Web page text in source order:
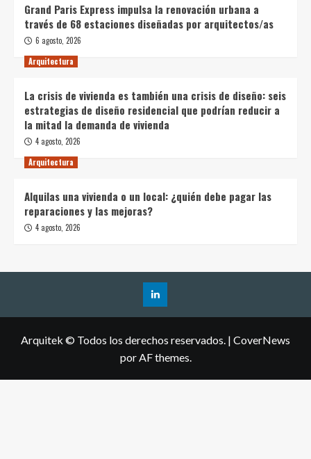
Grand Paris Express impulsa la renovación urbana a
través de 68 estaciones diseñadas por arquitectos/as
6 agosto, 2026
Arquitectura
La crisis de vivienda es también una crisis de diseño: seis
estrategias de diseño residencial que podrían reducir a
la mitad la demanda de vivienda
4 agosto, 2026
Arquitectura
Alquilas una vivienda o un local: ¿quién debe pagar las
reparaciones y las mejoras?
4 agosto, 2026
Arquitek © Todos los derechos reservados. | CoverNews
por AF themes.